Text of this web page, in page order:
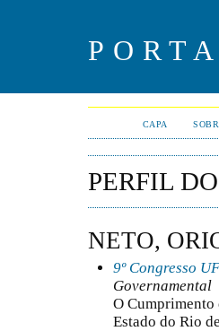
CAPA
PERFIL
NETO,
9º Congresso
Governamental
O
Estado do Rio